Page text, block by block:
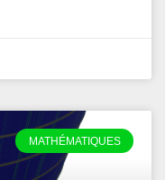
MATHÉMATIQUES